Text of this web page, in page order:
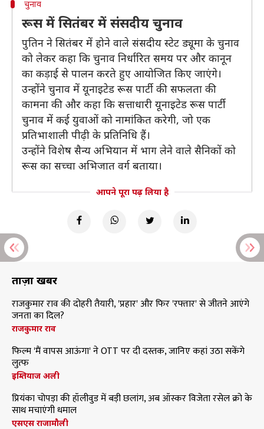
चुनाव
रूस में सितंबर में संसदीय चुनाव
पुतिन ने सितंबर में होने वाले संसदीय स्टेट ड्यूमा के चुनाव
को लेकर कहा कि चुनाव निर्धारित समय पर और कानून
का कड़ाई से पालन करते हुए आयोजित किए जाएंगे।
उन्होंने चुनाव में यूनाइटेड रूस पार्टी की सफलता की
कामना की और कहा कि सत्ताधारी यूनाइटेड रूस पार्टी
चुनाव में कई युवाओं को नामांकित करेगी, जो एक
प्रतिभाशाली पीढ़ी के प्रतिनिधि हैं।
उन्होंने विशेष सैन्य अभियान में भाग लेने वाले सैनिकों को
रूस का सच्चा अभिजात वर्ग बताया।
आपने पूरा पढ़ लिया है
ताज़ा खबरें
राजकुमार राव की दोहरी तैयारी, 'प्रहार' और फिर 'रफ्तार' से जीतने आएंगे
जनता का दिल?
राजकुमार राव
फिल्म 'मैं वापस आऊंगा' ने OTT पर दी दस्तक, जानिए कहां उठा सकेंगे
लुत्फ
इम्तियाज अली
प्रियंका चोपड़ा की हॉलीवुड में बड़ी छलांग, अब ऑस्कर विजेता रसेल क्रो के
साथ मचाएंगी धमाल
एसएस राजामौली